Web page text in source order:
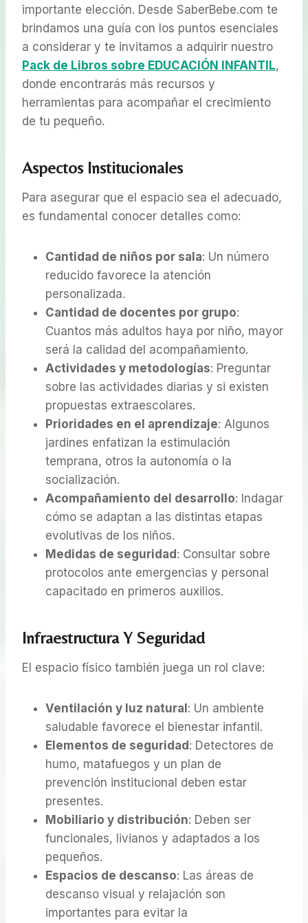
importante elección. Desde SaberBebe.com te
brindamos una guía con los puntos esenciales
a considerar y te invitamos a adquirir nuestro
Pack de Libros sobre EDUCACIÓN INFANTIL,
donde encontrarás más recursos y
herramientas para acompañar el crecimiento
de tu pequeño.
Aspectos Institucionales
Para asegurar que el espacio sea el adecuado,
es fundamental conocer detalles como:
Cantidad de niños por sala: Un número
reducido favorece la atención
personalizada.
Cantidad de docentes por grupo:
Cuantos más adultos haya por niño, mayor
será la calidad del acompañamiento.
Actividades y metodologías: Preguntar
sobre las actividades diarias y si existen
propuestas extraescolares.
Prioridades en el aprendizaje: Algunos
jardines enfatizan la estimulación
temprana, otros la autonomía o la
socialización.
Acompañamiento del desarrollo: Indagar
cómo se adaptan a las distintas etapas
evolutivas de los niños.
Medidas de seguridad: Consultar sobre
protocolos ante emergencias y personal
capacitado en primeros auxilios.
Infraestructura Y Seguridad
El espacio físico también juega un rol clave:
Ventilación y luz natural: Un ambiente
saludable favorece el bienestar infantil.
Elementos de seguridad: Detectores de
humo, matafuegos y un plan de
prevención institucional deben estar
presentes.
Mobiliario y distribución: Deben ser
funcionales, livianos y adaptados a los
pequeños.
Espacios de descanso: Las áreas de
descanso visual y relajación son
importantes para evitar la